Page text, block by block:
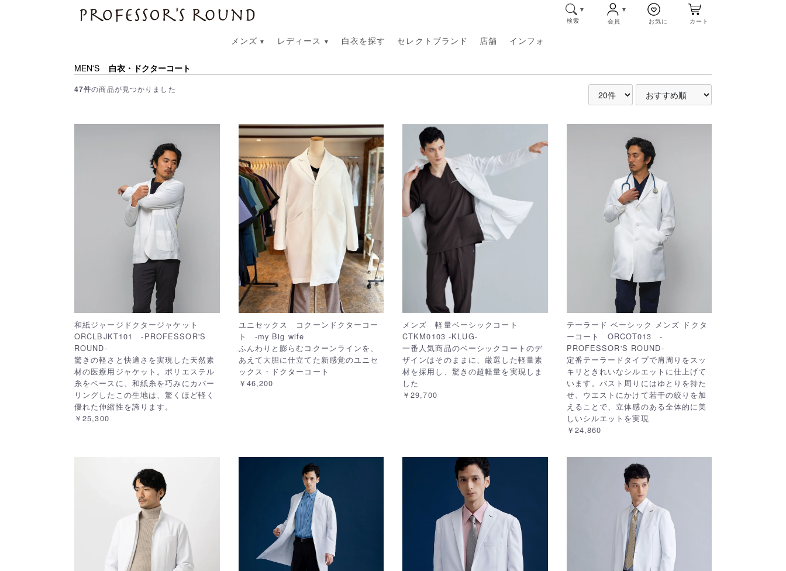
プロフェッサーズラウンド 検索 会員 お気に カート
メンズ レディース 白衣を探す セレクトブランド 店舗 インフォ
MEN'S 白衣・ドクターコート
47件の商品が見つかりました
和紙ジャージドクタージャケット
ORCLBJKT101 -PROFESSOR'S
ROUND-
驚きの軽さと快適さを実現した天然素
材の医療用ジャケット。ポリエステル
糸をベースに、和紙糸を巧みにカバー
リングしたこの生地は、驚くほど軽く
優れた伸縮性を誇ります。
￥25,300
ユニセックス コクーンドクターコー
ト -my Big wife
ふんわりと膨らむコクーンラインを、
あえて大胆に仕立てた新感覚のユニセ
ックス・ドクターコート
￥46,200
メンズ 軽量ベーシックコート
CTKM0103 -KLUG-
一番人気商品のベーシックコートのデ
ザインはそのままに、厳選した軽量素
材を採用し、驚きの超軽量を実現しま
した
￥29,700
テーラード ベーシック メンズ ドクタ
ーコート ORCOT013 -
PROFESSOR'S ROUND-
定番テーラードタイプで肩周りをスッ
キリときれいなシルエットに仕上げて
います。バスト周りにはゆとりを持た
せ、ウエストにかけて若干の絞りを加
えることで、立体感のある全体的に美
しいシルエットを実現
￥24,860